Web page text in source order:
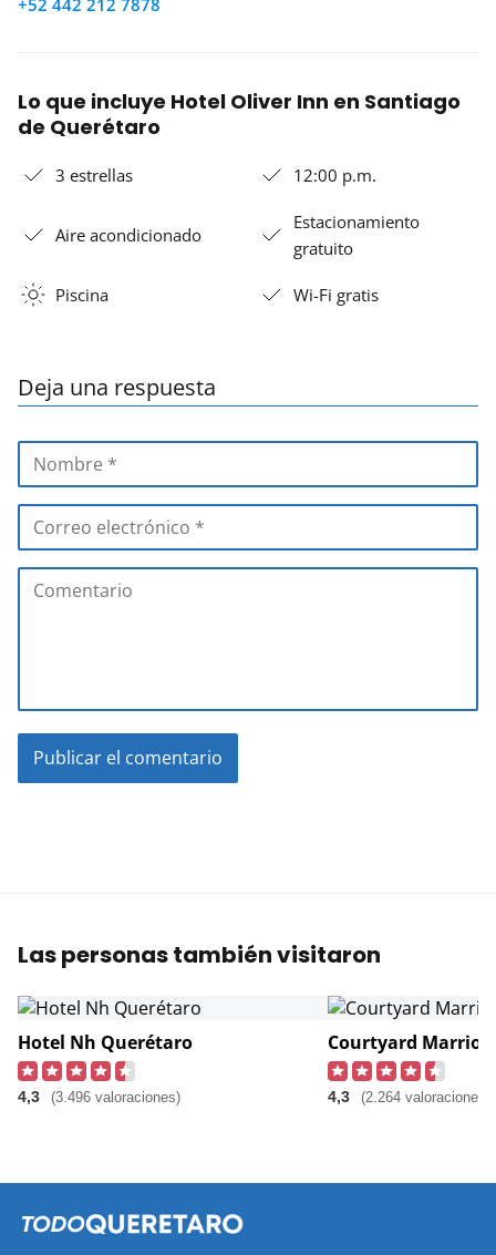
Lo que incluye Hotel Oliver Inn en Santiago
de Querétaro
3 estrellas 12:00 p.m.
Aire acondicionado
Estacionamiento
gratuito
Piscina Wi-Fi gratis
Deja una respuesta
Las personas también visitaron
Hotel Nh Querétaro
4,3 (3.496 valoraciones)
Courtyard Marriott
4,3 (2.264 valoraciones)